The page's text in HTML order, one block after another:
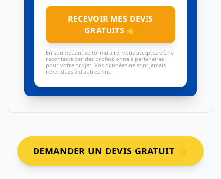
RECEVOIR MES DEVIS
GRATUITS 👉
En soumettant ce formulaire, vous acceptez d'être
recontacté par des professionnels partenaires
pour votre projet. Vos données ne sont jamais
revendues à d'autres fins.
DEMANDER UN DEVIS GRATUIT 👉